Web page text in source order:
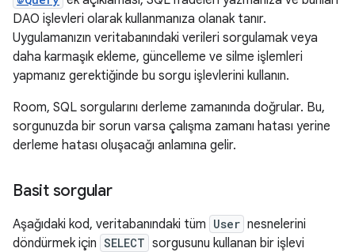
DAO işlevleri olarak kullanmanıza olanak tanır.
Uygulamanızın veritabanındaki verileri sorgulamak veya
daha karmaşık ekleme, güncelleme ve silme işlemleri
yapmanız gerektiğinde bu sorgu işlevlerini kullanın.
Room, SQL sorgularını derleme zamanında doğrular. Bu,
sorgunuzda bir sorun varsa çalışma zamanı hatası yerine
derleme hatası oluşacağı anlamına gelir.
Basit sorgular
Aşağıdaki kod, veritabanındaki tüm User nesnelerini
döndürmek için SELECT sorgusunu kullanan bir işlevi